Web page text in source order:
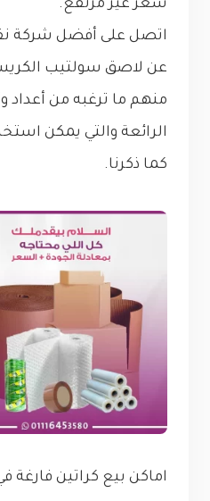
سعر غير مرتفع.
اتصل على أفضل شركة
عن لاصق سولتيب
منهم ما ترغبه من أعداد
الرائعة والتي يمكن
كما ذكرنا.
اماكن بيع كراتين فارغة